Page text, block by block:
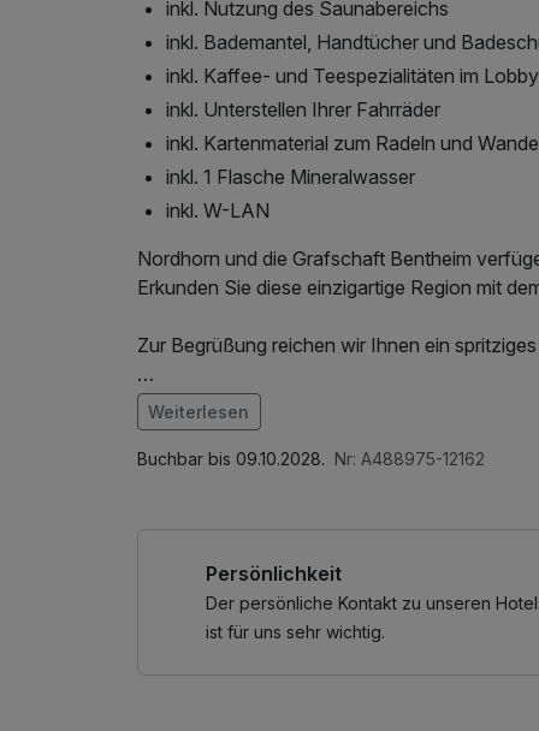
inkl. Nutzung des Saunabereichs
inkl. Bademantel, Handtücher und
inkl. Kaffee- und Teespezialitäten im
inkl. Unterstellen Ihrer Fahrräder
inkl. Kartenmaterial zum Radeln und
inkl. 1 Flasche Mineralwasser
inkl. W-LAN
Nordhorn und die Grafschaft Bentheim
Erkunden Sie diese einzigartige Region mit
Zur Begrüßung reichen wir Ihnen ein
In unserem Lobbybereich steht Ihnen
Kaffee- und Teespezialitäten kostenfrei zur
Gerne stellen wir Ihnen täglich ein
Im Angebot enthalten
1 Flasche Mineralwasser, Saunabenutzung,
Weiterlesen
Buchbar bis 09.10.2028. Nr: A488975-12162
Persönlichkeit
Der persönliche Kontakt zu unseren
ist für uns sehr wichtig.